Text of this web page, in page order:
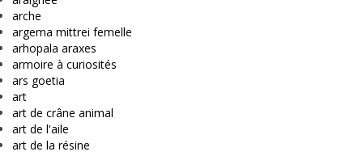
arche
argema mittrei femelle
arhopala araxes
armoire à curiosités
ars goetia
art
art de crâne animal
art de l'aile
art de la résine